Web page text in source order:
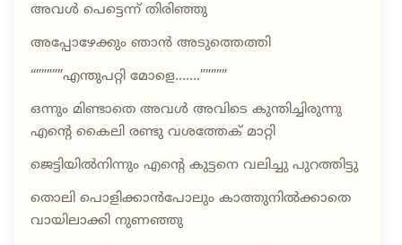
അവൾ പെട്ടെന്ന് തിരിഞ്ഞു
അപ്പോഴേക്കും ഞാൻ അടുത്തെത്തി
“”””””എന്തുപറ്റി മോളെ…….”””””
ഒന്നും മിണ്ടാതെ അവൾ അവിടെ കുന്തിച്ചിരുന്നു
എന്റെ കൈലി രണ്ടു വശത്തേക് മാറ്റി
ജെട്ടിയിൽനിന്നും എന്റെ കുട്ടനെ വലിച്ചു പുറത്തിട്ടു
തൊലി പൊളിക്കാൻപോലും കാത്തുനിൽക്കാതെ
വായിലാക്കി നുണഞ്ഞു